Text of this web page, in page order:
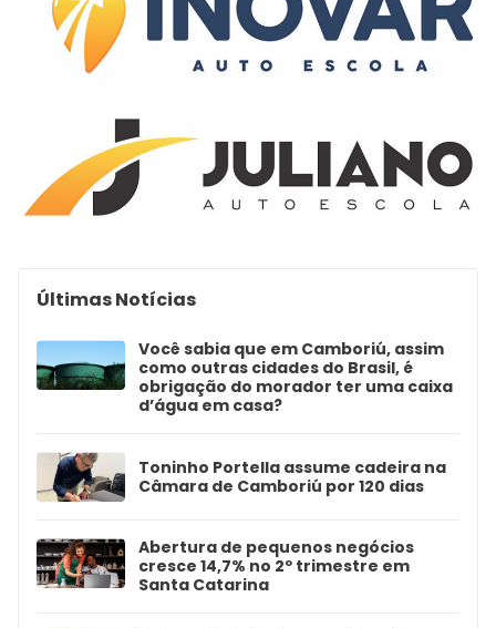
Últimas Notícias
Você sabia que em Camboriú, assim
como outras cidades do Brasil, é
obrigação do morador ter uma caixa
d’água em casa?
Toninho Portella assume cadeira na
Câmara de Camboriú por 120 dias
Abertura de pequenos negócios
cresce 14,7% no 2º trimestre em
Santa Catarina